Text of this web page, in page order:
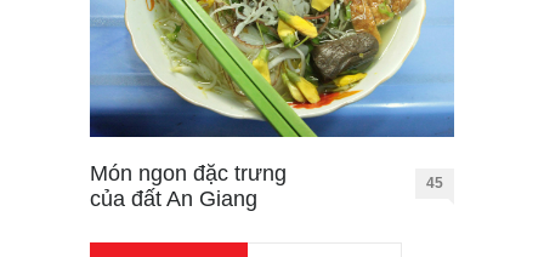
Món ngon đặc trưng
của đất An Giang
45